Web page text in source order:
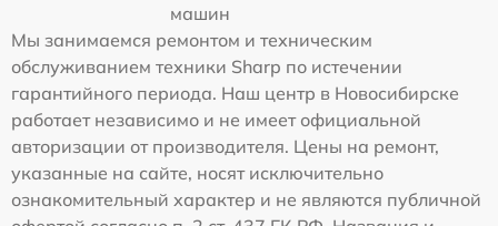
машин
Мы занимаемся ремонтом и техническим
обслуживанием техники Sharp по истечении
гарантийного периода. Наш центр в Новосибирске
работает независимо и не имеет официальной
авторизации от производителя. Цены на ремонт,
указанные на сайте, носят исключительно
ознакомительный характер и не являются публичной